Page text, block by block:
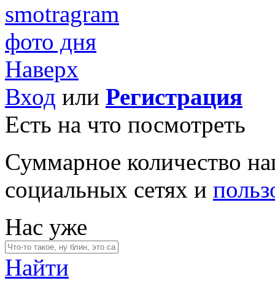
smotragram
фото дня
Наверх
Вход или Регистрация
Есть на что посмотреть
Суммарное количество
социальных сетях и
Нас уже
Найти